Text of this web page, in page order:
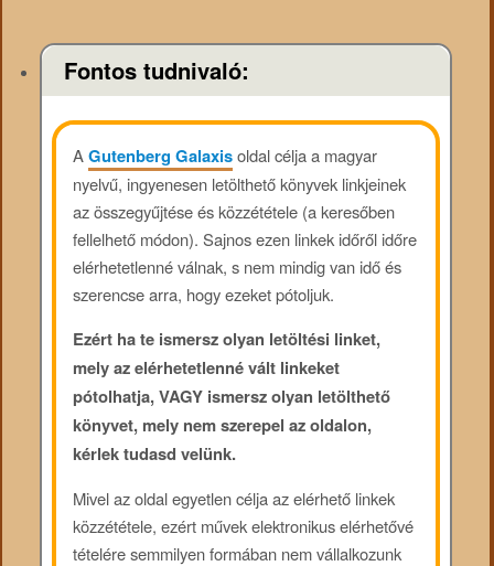
Fontos tudnivaló:
AGutenberg Galaxisoldal célja a magyar
nyelvű, ingyenesen letölthető könyvek linkjeinek
az összegyűjtése és közzététele (a keresőben
fellelhető módon). Sajnos ezen linkek időről időre
elérhetetlenné válnak, s nem mindig van idő és
szerencse arra, hogy ezeket pótoljuk.
Ezért ha te ismersz olyan letöltési linket,
mely az elérhetetlenné vált linkeket
pótolhatja, VAGY ismersz olyan letölthető
könyvet, mely nem szerepel az oldalon,
kérlek tudasd velünk.
Mivel az oldal egyetlen célja az elérhető linkek
közzététele, ezért művek elektronikus elérhetővé
tételére semmilyen formában nem vállalkozunk